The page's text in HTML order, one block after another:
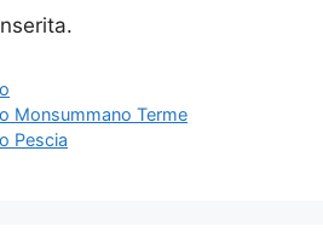
Monsummano Terme
Pescia